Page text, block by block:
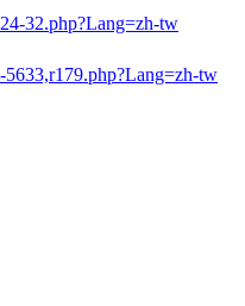
32.php?Lang=zh-tw
5633,r179.php?Lang=zh-tw